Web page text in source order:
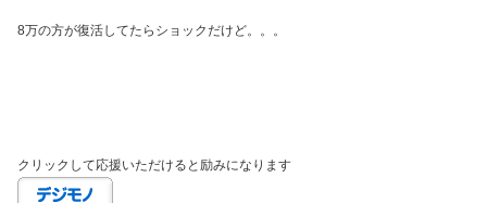
8万の方が復活してたらショックだけど。。。
クリックして応援いただけると励みになります